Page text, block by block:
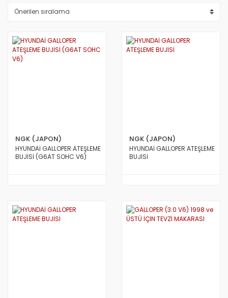
NGK (JAPON)
HYUNDAİ GALLOPER ATEŞLEME
BUJİSİ (G6AT SOHC V6)
NGK (JAPON)
HYUNDAİ GALLOPER ATEŞLEME
BUJİSİ